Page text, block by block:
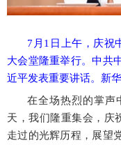
7月1日上午，庆祝
大会堂隆重举行。中共
近平发表重要讲话。新
在全场热烈的掌声
天，我们隆重集会，庆
走过的光辉历程，展望